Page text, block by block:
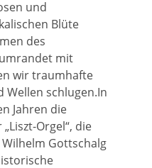
und
Blüte
des
mit
wir traumhafte
Wellen schlugen.In
Jahren die
Orgel“, die
Gottschalg